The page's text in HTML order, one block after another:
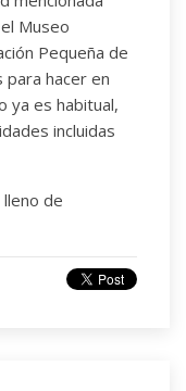
Museo
Pequeña de
para hacer en
ya es habitual,
incluidas
de